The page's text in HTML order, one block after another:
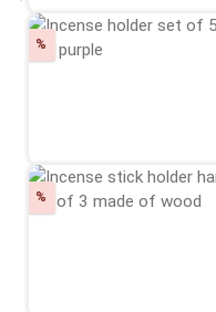
% Rabatt
% Rabatt